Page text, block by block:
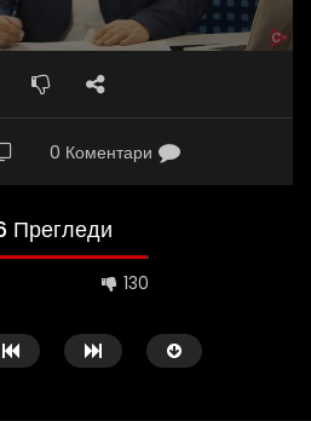
0 Коментари
Прегледи
130